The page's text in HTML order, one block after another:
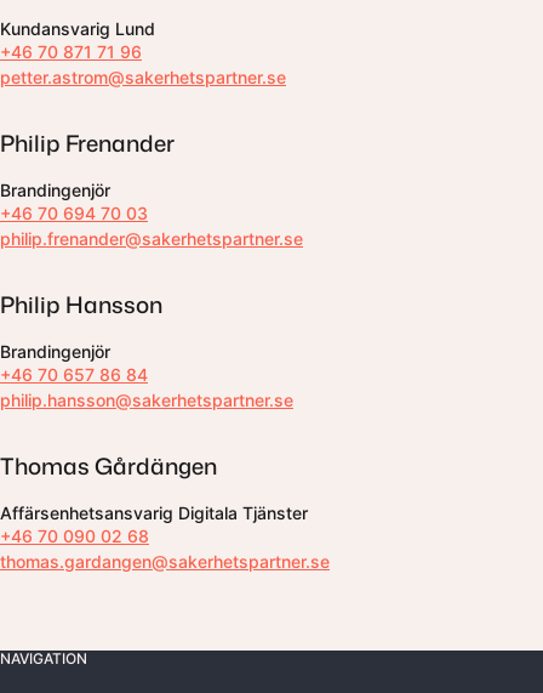
Kundansvarig Lund
+46 70 871 71 96
petter.astrom@sakerhetspartner.se
Philip Frenander
Brandingenjör
+46 70 694 70 03
philip.frenander@sakerhetspartner.se
Philip Hansson
Brandingenjör
+46 70 657 86 84
philip.hansson@sakerhetspartner.se
Thomas Gårdängen
Affärsenhetsansvarig Digitala Tjänster
+46 70 090 02 68
thomas.gardangen@sakerhetspartner.se
NAVIGATION